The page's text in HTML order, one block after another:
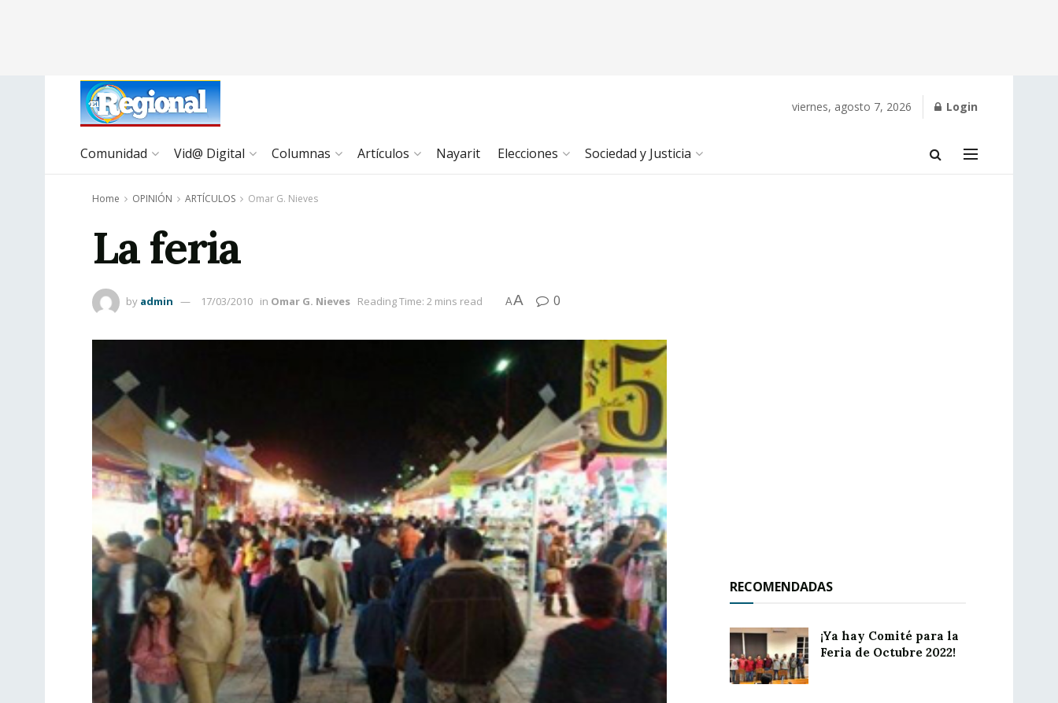
viernes, agosto 7, 2026 Login
Comunidad Vid@ Digital Columnas Artículos Nayarit Elecciones Sociedad y Justicia
Home OPINIÓN ARTÍCULOS Omar G. Nieves
La feria
by admin 17/03/2010 in Omar G. Nieves Reading Time: 2 mins read AA 0
RECOMENDADAS
¡Ya hay Comité para la
Feria de Octubre 2022!